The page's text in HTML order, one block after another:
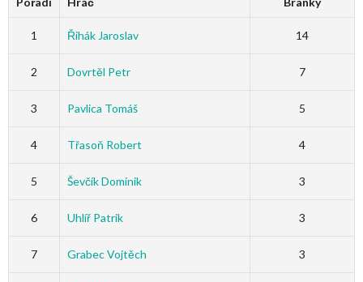
1 Řihák Jaroslav 14
2 Dovrtěl Petr 7
3 Pavlica Tomáš 5
4 Třasoň Robert 4
5 Ševčík Dominik 3
6 Uhlíř Patrik 3
7 Grabec Vojtěch 3